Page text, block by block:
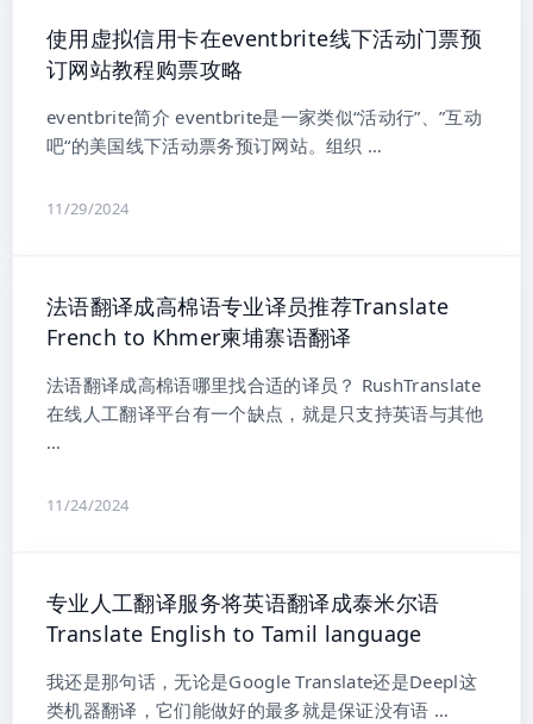
使用虚拟信用卡在eventbrite线下活动门票预
订网站教程购票攻略
eventbrite简介 eventbrite是一家类似“活动行”、”互动
吧“的美国线下活动票务预订网站。组织 …
11/29/2024
法语翻译成高棉语专业译员推荐Translate
French to Khmer柬埔寨语翻译
法语翻译成高棉语哪里找合适的译员？ RushTranslate
在线人工翻译平台有一个缺点，就是只支持英语与其他
…
11/24/2024
专业人工翻译服务将英语翻译成泰米尔语
Translate English to Tamil language
我还是那句话，无论是Google Translate还是Deepl这
类机器翻译，它们能做好的最多就是保证没有语 …